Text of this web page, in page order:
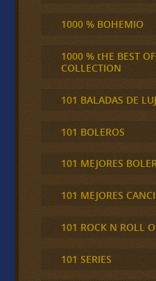
1000 % BOHEMIO
1000 % tHE BEST
COLLECTION
101 BALADAS DE
101 BOLEROS
101 MEJORES
101 MEJORES
101 ROCK N ROLL
101 SERIES